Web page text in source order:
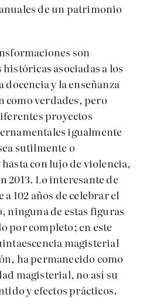
de un patrimonio
son
asociadas a los
docencia y la enseñanza
como verdades, pero
proyectos
igualmente
sutilmente o
con lujo de violencia,
2013. Lo interesante de
a 102 años de celebrar el
ninguna de estas figuras
por completo; en este
magisterial
ha permanecido como
magisterial, no así su
y efectos prácticos.